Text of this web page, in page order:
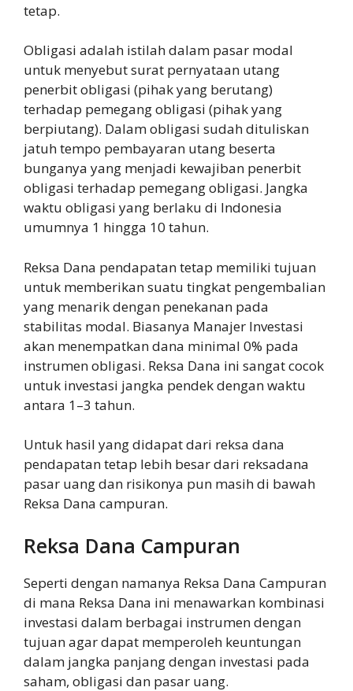
tetap.
Obligasi adalah istilah dalam pasar modal
untuk menyebut surat pernyataan utang
penerbit obligasi (pihak yang berutang)
terhadap pemegang obligasi (pihak yang
berpiutang). Dalam obligasi sudah dituliskan
jatuh tempo pembayaran utang beserta
bunganya yang menjadi kewajiban penerbit
obligasi terhadap pemegang obligasi. Jangka
waktu obligasi yang berlaku di Indonesia
umumnya 1 hingga 10 tahun.
Reksa Dana pendapatan tetap memiliki tujuan
untuk memberikan suatu tingkat pengembalian
yang menarik dengan penekanan pada
stabilitas modal. Biasanya Manajer Investasi
akan menempatkan dana minimal 0% pada
instrumen obligasi. Reksa Dana ini sangat cocok
untuk investasi jangka pendek dengan waktu
antara 1–3 tahun.
Untuk hasil yang didapat dari reksa dana
pendapatan tetap lebih besar dari reksadana
pasar uang dan risikonya pun masih di bawah
Reksa Dana campuran.
Reksa Dana Campuran
Seperti dengan namanya Reksa Dana Campuran
di mana Reksa Dana ini menawarkan kombinasi
investasi dalam berbagai instrumen dengan
tujuan agar dapat memperoleh keuntungan
dalam jangka panjang dengan investasi pada
saham, obligasi dan pasar uang.